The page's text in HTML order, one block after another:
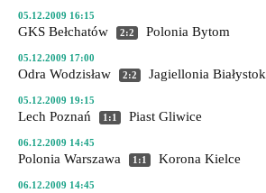
05.12.2009 16:15
GKS Bełchatów 2:2 Polonia Bytom
05.12.2009 17:00
Odra Wodzisław 2:2 Jagiellonia Białystok
05.12.2009 19:15
Lech Poznań 1:1 Piast Gliwice
06.12.2009 14:45
Polonia Warszawa 1:1 Korona Kielce
06.12.2009 14:45